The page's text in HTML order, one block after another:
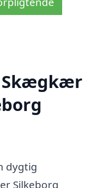
Skægkær
dygtig
Silkeborg